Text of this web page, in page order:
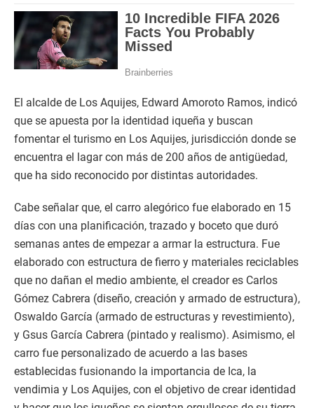
El alcalde de Los Aquijes, Edward Amoroto Ramos, indicó
que se apuesta por la identidad iqueña y buscan
fomentar el turismo en Los Aquijes, jurisdicción donde se
encuentra el lagar con más de 200 años de antigüedad,
que ha sido reconocido por distintas autoridades.
Cabe señalar que, el carro alegórico fue elaborado en 15
días con una planificación, trazado y boceto que duró
semanas antes de empezar a armar la estructura. Fue
elaborado con estructura de fierro y materiales reciclables
que no dañan el medio ambiente, el creador es Carlos
Gómez Cabrera (diseño, creación y armado de estructura),
Oswaldo García (armado de estructuras y revestimiento),
y Gsus García Cabrera (pintado y realismo). Asimismo, el
carro fue personalizado de acuerdo a las bases
establecidas fusionando la importancia de Ica, la
vendimia y Los Aquijes, con el objetivo de crear identidad